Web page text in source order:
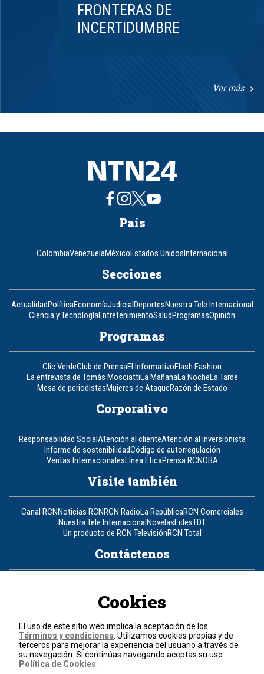
FRONTERAS DE
INCERTIDUMBRE
Ver más
8
País
ColombiaVenezuelaMéxicoEstados UnidosInternacional
Secciones
ActualidadPolíticaEconomíaJudicialDeportesNuestra Tele Internacional
Ciencia y TecnologíaEntretenimientoSaludProgramasOpinión
Programas
Clic VerdeClub de PrensaEl InformativoFlash Fashion
La entrevista de Tomás MosciattiLa MañanaLa NocheLa Tarde
Mesa de periodistasMujeres de AtaqueRazón de Estado
Corporativo
Responsabilidad SocialAtención al clienteAtención al inversionista
Informe de sostenibilidadCódigo de autorregulación
Ventas InternacionalesLínea ÉticaPrensa RCNOBA
Visite también
Canal RCNNoticias RCNRCN RadioLa RepúblicaRCN Comerciales
Nuestra Tele InternacionalNovelasFidesTDT
Un producto de RCN TelevisiónRCN Total
Contáctenos
Política de cookies
Términos y condiciones
© 2026, RCN Medios.
Todos los derechos reservados.
Cookies
El uso de este sitio web implica la aceptación de los
Términos y condiciones . Utilizamos cookies propias y de
terceros para mejorar la experiencia del usuario a través de
su navegación. Si continúas navegando aceptas su uso.
Política de Cookies